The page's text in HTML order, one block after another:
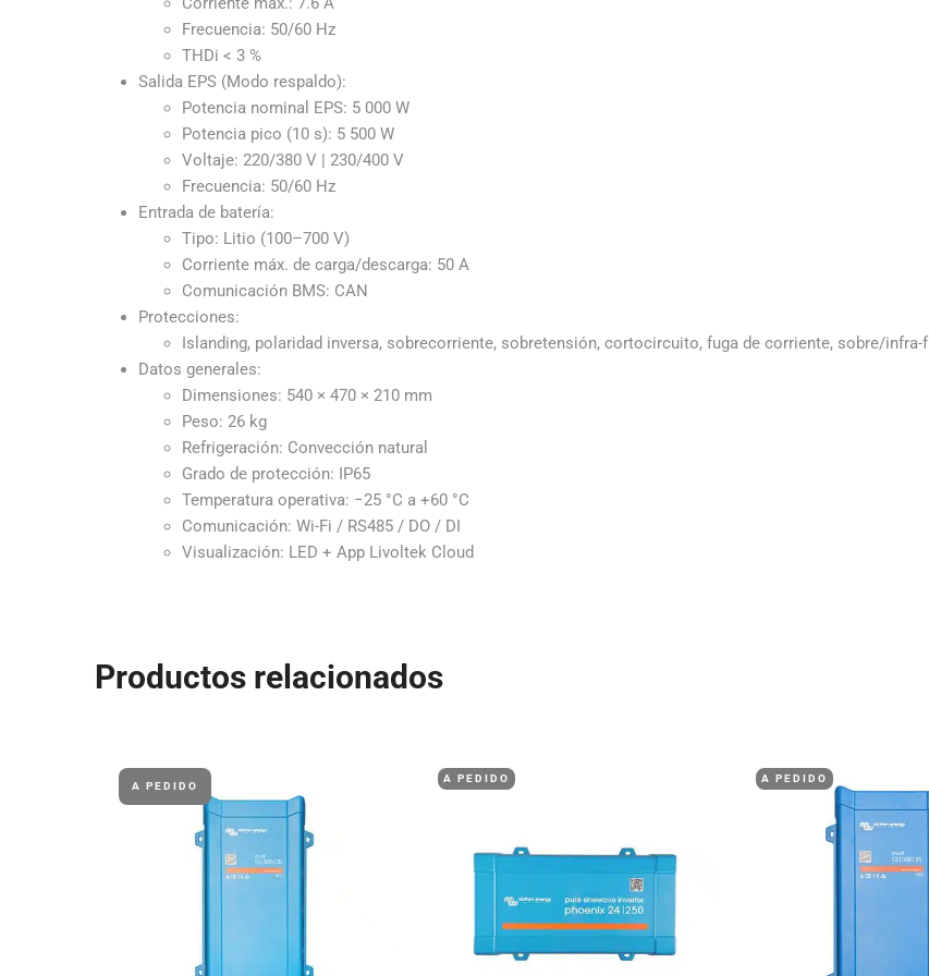
Frecuencia: 50/60 Hz
THDi < 3 %
Salida EPS (Modo respaldo):
Potencia nominal EPS: 5 000 W
Potencia pico (10 s): 5 500 W
Voltaje: 220/380 V | 230/400 V
Frecuencia: 50/60 Hz
Entrada de batería:
Tipo: Litio (100–700 V)
Corriente máx. de carga/descarga: 50 A
Comunicación BMS: CAN
Protecciones:
Islanding, polaridad inversa, sobrecorriente, sobretensión, cortocircuito, fuga de corriente, sobre/
Datos generales:
Dimensiones: 540 × 470 × 210 mm
Peso: 26 kg
Refrigeración: Convección natural
Grado de protección: IP65
Temperatura operativa: −25 °C a +60 °C
Comunicación: Wi-Fi / RS485 / DO / DI
Visualización: LED + App Livoltek Cloud
Productos relacionados
A PEDIDO
A PEDIDO A PEDIDO